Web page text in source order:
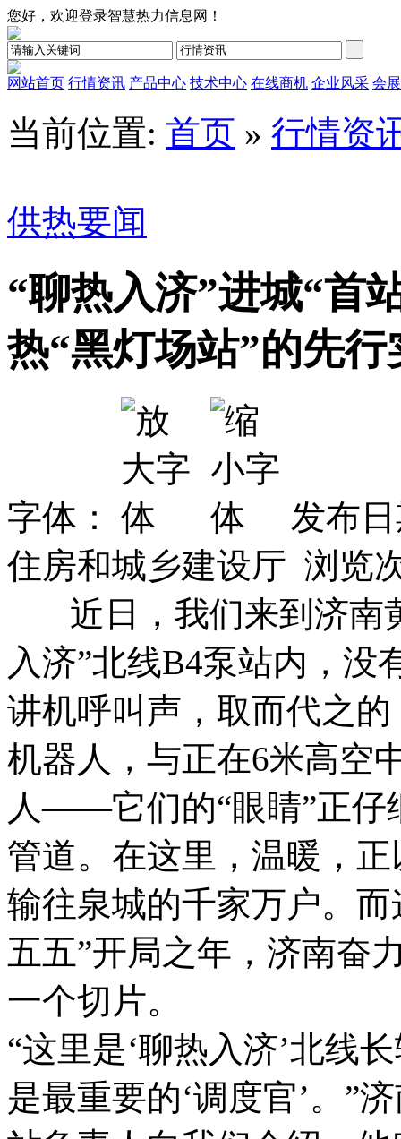
您好，欢迎登录智慧热力信息网！
网站首页 行情资讯 产品中心 技术中心 在线商机 企业风采 会
当前位置: 首页 » 行情资
供热要闻
“聊热入济”进城“首
热“黑灯场站”的先行
字体：
发布
住房和城乡建设厅 浏览
近日，我们来到济南
入济”北线B4泵站内，没
讲机呼叫声，取而代之
机器人，与正在6米高空
人——它们的“眼睛”正仔
管道。 在这里，温暖，
输往泉城的千家万户。
五五”开局之年，济南奋
一个切片。
“这里是‘聊热入济’北线
是最重要的‘调度官’。”